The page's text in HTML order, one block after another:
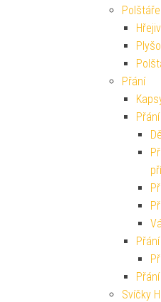
Přání
Svíčky